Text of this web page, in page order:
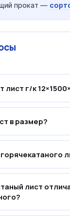
прокат —
лист г/к
в размер?
лист